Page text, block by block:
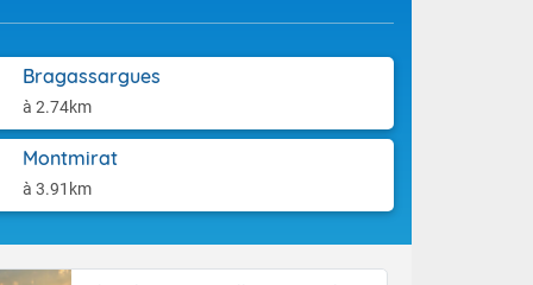
Bragassargues
à 2.74km
Montmirat
à 3.91km
sont
sont
un peu
du pays,
étroite
du Massif
la
salve
de bons